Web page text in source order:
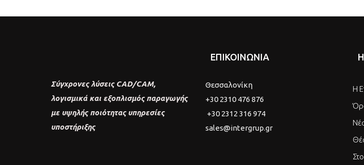
Σύγχρονες λύσεις CAD/CAM,
λογισμικά και εξοπλισμός παραγωγής
με υψηλής ποιότητας υπηρεσίες
υποστήριξης
ΕΠΙΚΟΙΝΩΝΙΑ
Θεσσαλονίκη
+30 2310 476 876
+30 2312 316 974
sales@intergrup.gr
Η